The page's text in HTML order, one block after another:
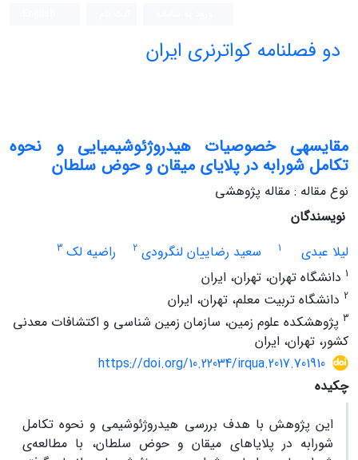
دو فصلنامه کواترنری ایران
مقایسه‎ی خصوصیات هیدروژئوشیمیایی و نحوه
تکامل شورابه در پلایای میقان و حوض سلطان
نوع مقاله : مقاله پژوهشی
نویسندگان
لیلا عبدی
1 سعید رضاییان لنگرودی 2 راضیه لک 3
1 دانشگاه تهران، تهران، ایران
2 دانشگاه تربیت معلم، تهران، ایران
3 پژوهشکده علوم زمین، سازمان زمین شناسی و اکتشافات معدنی
کشور، تهران، ایران
https://doi.org/10.22034/irqua.2017.701910
چکیده
این پژوهش با هدف بررسی هیدروژئوشیمی و نحوه تکامل
شورابه در پلایاهای میقان و حوض سلطان، با مطالعه‌ی